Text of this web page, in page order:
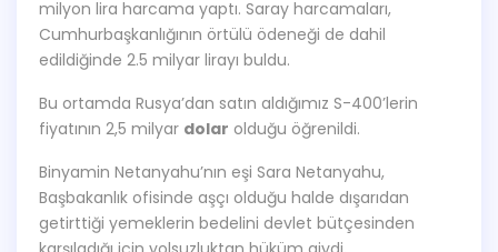
milyon lira harcama yaptı. Saray harcamaları,
Cumhurbaşkanlığının örtülü ödeneği de dahil
edildiğinde 2.5 milyar lirayı buldu.
Bu ortamda Rusya’dan satın aldığımız S-400’lerin
fiyatının 2,5 milyar dolar olduğu öğrenildi.
Binyamin Netanyahu’nın eşi Sara Netanyahu,
Başbakanlık ofisinde aşçı olduğu halde dışarıdan
getirttiği yemeklerin bedelini devlet bütçesinden